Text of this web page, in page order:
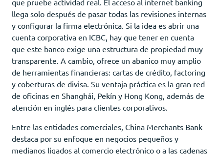
llega solo después de pasar todas las revisiones internas
y configurar la firma electrónica. Si la idea es abrir una
cuenta corporativa en ICBC, hay que tener en cuenta
que este banco exige una estructura de propiedad muy
transparente. A cambio, ofrece un abanico muy amplio
de herramientas financieras: cartas de crédito, factoring
y coberturas de divisa. Su ventaja práctica es la gran red
de oficinas en Shanghái, Pekín y Hong Kong, además de
atención en inglés para clientes corporativos.
Entre las entidades comerciales, China Merchants Bank
destaca por su enfoque en negocios pequeños y
medianos ligados al comercio electrónico o a las cadenas